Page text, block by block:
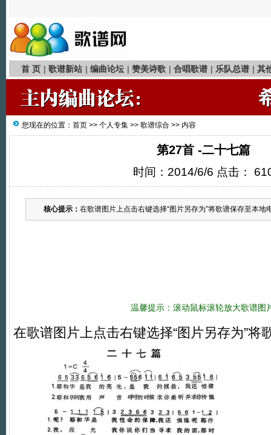
首 页 | 歌谱新站 | 编曲论坛 | 赞美诗歌 | 合唱歌谱 | 乐队总谱 | 其
您现在的位置： 首页 >> 个人专集 >> 歌谱综合 >> 内容
第27首 -二十七篇
时间：2014/6/6 点击：
核心提示： 在歌谱图片上点击右键选择“图片另存为”将歌谱保存至本地
温馨提示：滚动鼠标滚轮放大歌谱图
在歌谱图片上点击右键选择“图片另存为”将